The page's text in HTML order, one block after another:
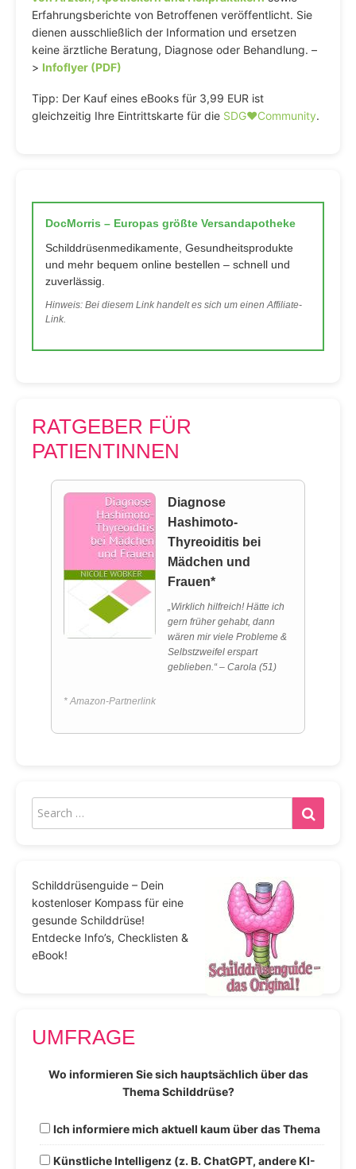
Erfahrungsberichte von Betroffenen veröffentlicht. Sie
dienen ausschließlich der Information und ersetzen
keine ärztliche Beratung, Diagnose oder Behandlung. –
> Infoflyer (PDF)
Tipp: Der Kauf eines eBooks für 3,99 EUR ist
gleichzeitig Ihre Eintrittskarte für die SDG♥️Community.
DocMorris – Europas größte Versandapotheke
Schilddrüsenmedikamente, Gesundheitsprodukte
und mehr bequem online bestellen – schnell und
zuverlässig.
Hinweis: Bei diesem Link handelt es sich um einen Affiliate-
Link.
RATGEBER FÜR
PATIENTINNEN
Diagnose
Hashimoto-
Thyreoiditis bei
Mädchen und
Frauen*
„Wirklich hilfreich! Hätte ich
gern früher gehabt, dann
wären mir viele Probleme &
Selbstzweifel erspart
geblieben.“ – Carola (51)
* Amazon-Partnerlink
Schilddrüsenguide – Dein
kostenloser Kompass für eine
gesunde Schilddrüse!
Entdecke Info’s, Checklisten &
eBook!
UMFRAGE
Wo informieren Sie sich hauptsächlich über das
Thema Schilddrüse?
Ich informiere mich aktuell kaum über das Thema
Künstliche Intelligenz (z. B. ChatGPT, andere KI-